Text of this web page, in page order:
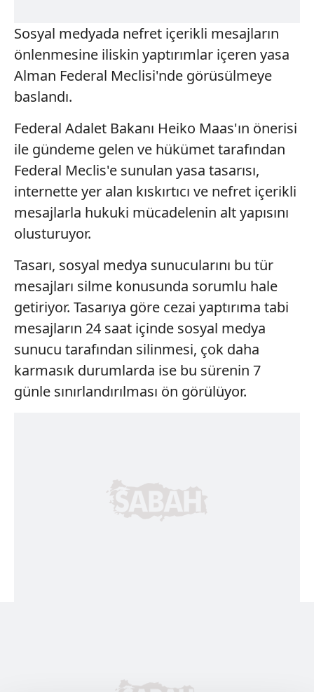
Sosyal medyada nefret içerikli mesajların
önlenmesine iliskin yaptırımlar içeren yasa
Alman Federal Meclisi'nde görüsülmeye
baslandı.
Federal Adalet Bakanı Heiko Maas'ın önerisi
ile gündeme gelen ve hükümet tarafından
Federal Meclis'e sunulan yasa tasarısı,
internette yer alan kıskırtıcı ve nefret içerikli
mesajlarla hukuki mücadelenin alt yapısını
olusturuyor.
Tasarı, sosyal medya sunucularını bu tür
mesajları silme konusunda sorumlu hale
getiriyor. Tasarıya göre cezai yaptırıma tabi
mesajların 24 saat içinde sosyal medya
sunucu tarafından silinmesi, çok daha
karmasık durumlarda ise bu sürenin 7
günle sınırlandırılması ön görülüyor.